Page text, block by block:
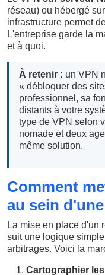
réseau) ou hébergé
infrastructure permet
L'entreprise garde la
et à quoi.
À retenir : un VPN
« débloquer des
professionnel, sa
distants à votre
type de VPN selon
nomade et deux
même solution.
Comment
au sein
La mise en place d'un
suit une logique
arbitrages. Voici la
Cartographier